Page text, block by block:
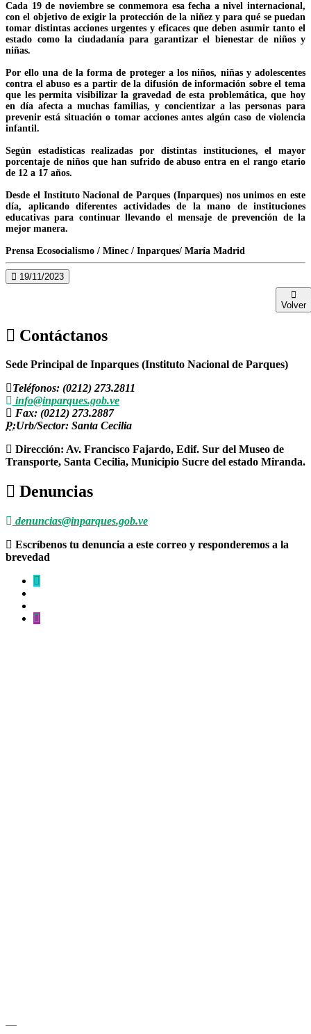
Cada 19 de noviembre se conmemora esa fecha a nivel internacional,
con el objetivo de exigir la protección de la niñez y para qué se puedan
tomar distintas acciones urgentes y eficaces que deben asumir tanto el
estado como la ciudadanía para garantizar el bienestar de niños y
niñas.
Por ello una de la forma de proteger a los niños, niñas y adolescentes
contra el abuso es a partir de la difusión de información sobre el tema
que les permita visibilizar la gravedad de esta problemática, que hoy
en día afecta a muchas familias, y concientizar a las personas para
prevenir está situación o tomar acciones antes algún caso de violencia
infantil.
Según estadísticas realizadas por distintas instituciones, el mayor
porcentaje de niños que han sufrido de abuso entra en el rango etario
de 12 a 17 años.
Desde el Instituto Nacional de Parques (Inparques) nos unimos en este
día, aplicando diferentes actividades de la mano de instituciones
educativas para continuar llevando el mensaje de prevención de la
mejor manera.
Prensa Ecosocialismo / Minec / Inparques/ María Madrid
19/11/2023
Volver
Contáctanos
Sede Principal de Inparques (Instituto Nacional de Parques)
Teléfonos: (0212) 273.2811
info@inparques.gob.ve
Fax: (0212) 273.2887
P:Urb/Sector: Santa Cecilia
Dirección: Av. Francisco Fajardo, Edif. Sur del Museo de
Transporte, Santa Cecilia, Municipio Sucre del estado Miranda.
Denuncias
denuncias@inparques.gob.ve
Escríbenos tu denuncia a este correo y responderemos a la
brevedad